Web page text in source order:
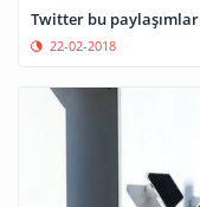
Twitter bu
22-02-2018